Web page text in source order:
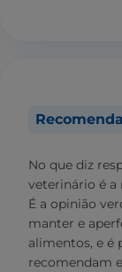
No que diz
veterinário é a
É a opinião
manter e
alimentos, e é
recomendam